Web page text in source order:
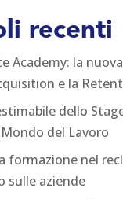
recenti
Academy: la
e la
dello
del Lavoro
formazione nel
sulle aziende